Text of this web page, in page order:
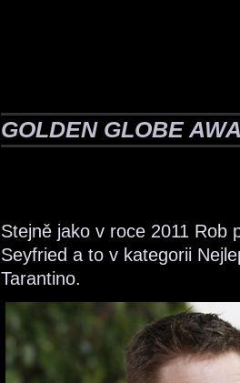
GOLDEN GLOBE
Stejně jako v roce 2011 Rob
Seyfried a to v kategorii
Tarantino.